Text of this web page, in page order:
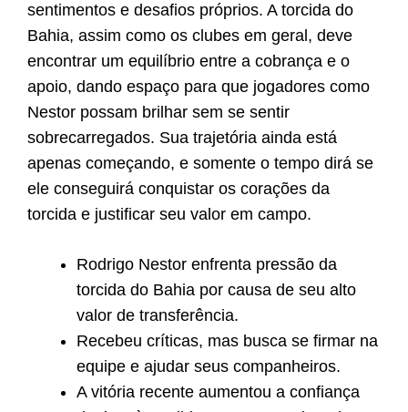
sentimentos e desafios próprios. A torcida do
Bahia, assim como os clubes em geral, deve
encontrar um equilíbrio entre a cobrança e o
apoio, dando espaço para que jogadores como
Nestor possam brilhar sem se sentir
sobrecarregados. Sua trajetória ainda está
apenas começando, e somente o tempo dirá se
ele conseguirá conquistar os corações da
torcida e justificar seu valor em campo.
Rodrigo Nestor enfrenta pressão da
torcida do Bahia por causa de seu alto
valor de transferência.
Recebeu críticas, mas busca se firmar na
equipe e ajudar seus companheiros.
A vitória recente aumentou a confiança